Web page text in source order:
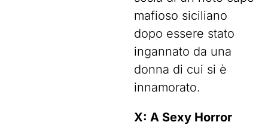
mafioso siciliano
dopo essere stato
ingannato da una
donna di cui si è
innamorato.
X: A Sexy Horror